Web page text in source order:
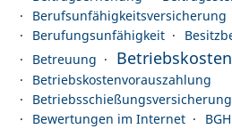
Berufsunfähigkeitsversicherung
Berufungsunfähigkeit
Betreuung
Betriebskostenvorauszahlung
Betriebsschießungsversicherung
Bewertungen im Internet
BGH